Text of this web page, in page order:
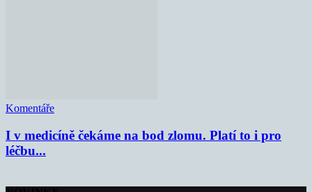
Komentáře
I v medicíně čekáme na bod zlomu. Platí to i pro
léčbu...